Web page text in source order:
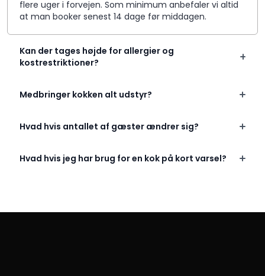
flere uger i forvejen. Som minimum anbefaler vi altid
at man booker senest 14 dage før middagen.
Kan der tages højde for allergier og
kostrestriktioner?
Medbringer kokken alt udstyr?
Hvad hvis antallet af gæster ændrer sig?
Hvad hvis jeg har brug for en kok på kort varsel?